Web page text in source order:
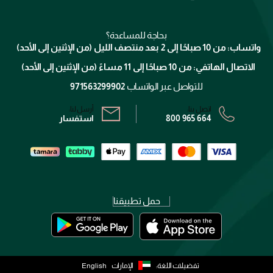
الإرجاع
برنامج الولاء ميوز
الشروط و الأحكام
سياسة الخصوصية
بحاجة للمساعدة؟
واتساب: من 10 صباحًا إلى 2 بعد منتصف الليل (من الإثنين إلى الأحد)
الاتصال الهاتفي: من 10 صباحًا إلى 11 مساءً (من الإثنين إلى الأحد)
للتواصل عبر الواتساب 971563299902
اتصل بنا:
800 965 664
أرسل لنا:
استفسار
حمل تطبيقنا
تفضيلات اللغة: الإمارات English